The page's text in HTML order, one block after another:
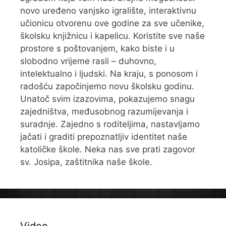
novo uređeno vanjsko igralište, interaktivnu
učionicu otvorenu ove godine za sve učenike,
školsku knjižnicu i kapelicu. Koristite sve naše
prostore s poštovanjem, kako biste i u
slobodno vrijeme rasli – duhovno,
intelektualno i ljudski. Na kraju, s ponosom i
radošću započinjemo novu školsku godinu.
Unatoč svim izazovima, pokazujemo snagu
zajedništva, međusobnog razumijevanja i
suradnje. Zajedno s roditeljima, nastavljamo
jačati i graditi prepoznatljiv identitet naše
katoličke škole. Neka nas sve prati zagovor
sv. Josipa, zaštitnika naše škole.